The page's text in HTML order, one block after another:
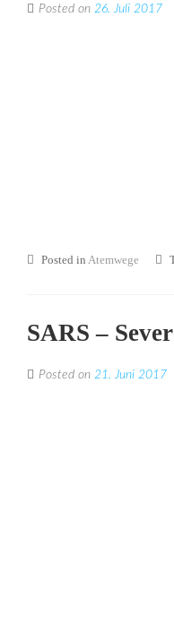
Posted on 26. Juli 2017
Posted in Atemwege
SARS –
Posted on 21. Juni 2017